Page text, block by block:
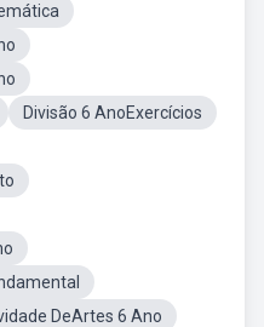
Divisão 6 AnoExercícios
DeArtes 6 Ano